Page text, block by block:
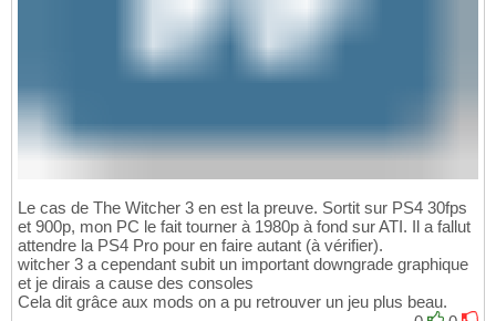
Le cas de The Witcher 3 en est la preuve. Sortit sur PS4 30fps
et 900p, mon PC le fait tourner à 1980p à fond sur ATI. Il a fallut
attendre la PS4 Pro pour en faire autant (à vérifier).
witcher 3 a cependant subit un important downgrade graphique
et je dirais a cause des consoles
Cela dit grâce aux mods on a pu retrouver un jeu plus beau.